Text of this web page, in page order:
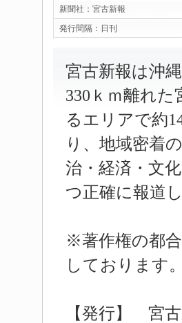
新聞社： 宮古新報
発行間隔： 日刊
宮古新報は沖
330ｋｍ離れ
るエリアで約
り、地域密着
治・経済・文
つ正確に報道
※著作権の都
しております
【発行】 宮